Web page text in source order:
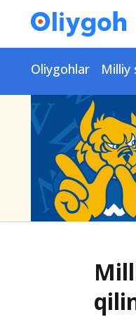
Oliygohlar Milliy